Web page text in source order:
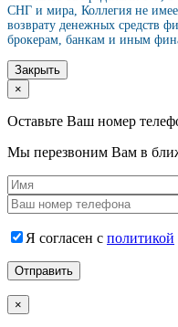
СНГ и мира, Коллегия не
возврату денежных средств
брокерам, банкам и иным
Закрыть
×
Оставьте Ваш номер
Мы перезвоним Вам в
Я согласен с политикой
×